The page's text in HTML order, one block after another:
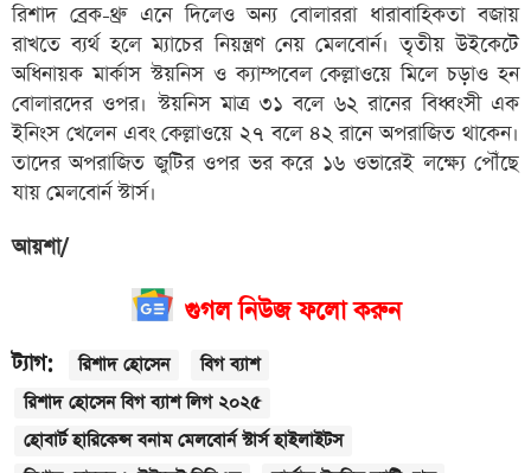
রিশাদ ব্রেক-থ্রু এনে দিলেও অন্য বোলাররা ধারাবাহিকতা বজায়
রাখতে ব্যর্থ হলে ম্যাচের নিয়ন্ত্রণ নেয় মেলবোর্ন। তৃতীয় উইকেটে
অধিনায়ক মার্কাস স্টয়নিস ও ক্যাম্পবেল কেল্লাওয়ে মিলে চড়াও হন
বোলারদের ওপর। স্টয়নিস মাত্র ৩১ বলে ৬২ রানের বিধ্বংসী এক
ইনিংস খেলেন এবং কেল্লাওয়ে ২৭ বলে ৪২ রানে অপরাজিত থাকেন।
তাদের অপরাজিত জুটির ওপর ভর করে ১৬ ওভারেই লক্ষ্যে পৌঁছে
যায় মেলবোর্ন স্টার্স।
আয়শা/
গুগল নিউজ ফলো করুন
ট্যাগ: রিশাদ হোসেন
বিগ ব্যাশ
রিশাদ হোসেন বিগ ব্যাশ লিগ ২০২৫
হোবার্ট হারিকেন্স বনাম মেলবোর্ন স্টার্স হাইলাইটস